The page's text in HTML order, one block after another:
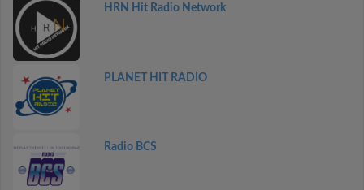
HRN Hit Radio Network
PLANET HIT RADIO
Radio BCS